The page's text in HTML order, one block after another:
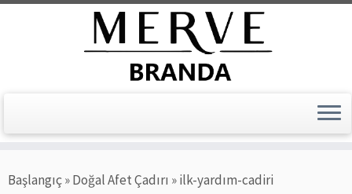
toBaşlangıç»Doğal Afet Çadırı »ilk-yardım-cadiri